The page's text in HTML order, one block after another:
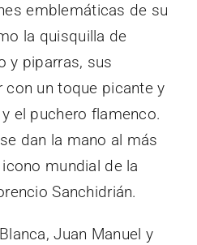
emblemáticas de su
la quisquilla de
y piparras, sus
con un toque picante y
el puchero flamenco.
dan la mano al más
mundial de la
Sanchidrián.
Juan Manuel y